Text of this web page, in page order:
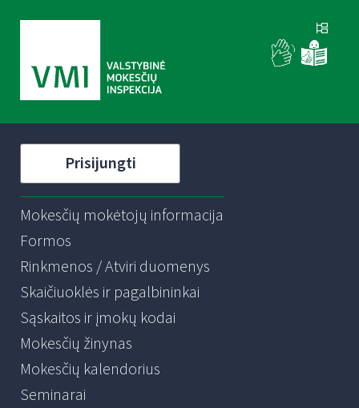
Prisijungti
Mokesčių mokėtojų informacija
Formos
Rinkmenos / Atviri duomenys
Skaičiuoklės ir pagalbininkai
Sąskaitos ir įmokų kodai
Mokesčių žinynas
Mokesčių kalendorius
Seminarai